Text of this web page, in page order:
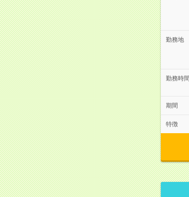
勤務地
勤務時間
期間
特徴